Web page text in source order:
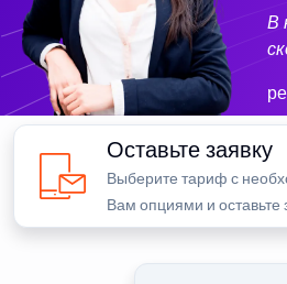
В
Оставьте заявку
Выберите тариф с
Вам опциями и оставьте